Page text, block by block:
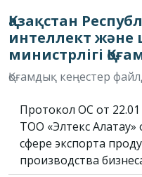
Қазақстан
интеллект
министрлігі
Қоғамдық кеңестер
Протокол ОС от
ТОО «Элтекс Алатау»
сфере экспорта
производства